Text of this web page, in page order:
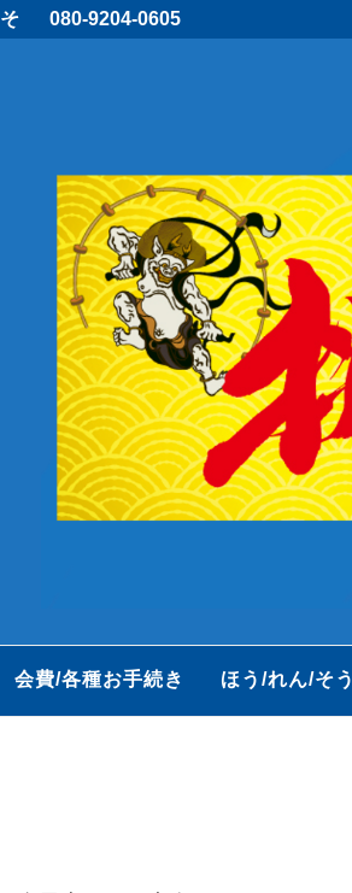
080-9204-0605
会費/各種お手続き ほう/れん/そう